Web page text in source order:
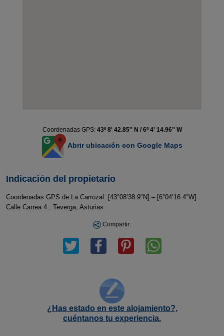
Coordenadas GPS: 43º 8' 42.85'' N / 6º 4' 14.96'' W
Abrir ubicación con Google Maps
Indicación del propietario
Coordenadas GPS de La Carrozal: [43°08’38.9″N] – [6°04’16.4″W]
Calle Carrea 4 , Teverga, Asturias
Compartir:
¿Has estado en este alojamiento?,
cuéntanos tu experiencia.